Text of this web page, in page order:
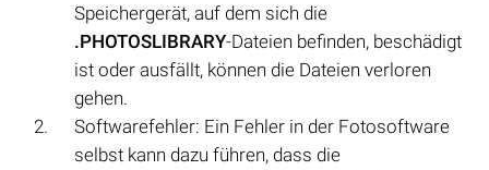
Speichergerät, auf dem sich die
.PHOTOSLIBRARY-Dateien befinden, beschädigt
ist oder ausfällt, können die Dateien verloren
gehen.
Softwarefehler: Ein Fehler in der Fotosoftware
selbst kann dazu führen, dass die